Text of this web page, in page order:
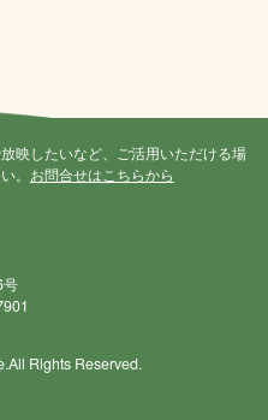
映したいなど、ご活用いただける場
。 お問合せはこちらから
Rights Reserved.